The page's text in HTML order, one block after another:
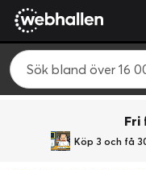
Fri
Köp 3 och få